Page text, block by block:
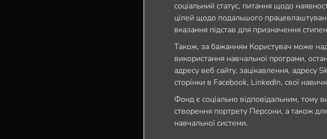
соціальний статус, питання щодо
цілей щодо подальшого
вказання підстав для призначення
Також, за бажанням Користувач може
використання навчальної програми,
адресу веб сайту, зацікавлення, адресу
сторінки в Facebook, LinkedIn, свої
Фонд є соціально відповідальним, тому
створення портрету Персони, а також для
навчальної системи.